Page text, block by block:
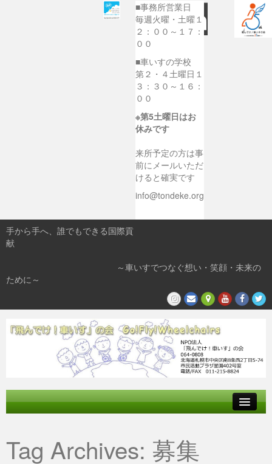
■事務所営業日
毎週火曜・土曜１
２：００～１７：
００
■車いすの学校
第２・４土曜日１
３：３０～１６：
００
※第5土曜日はお
休みです
来所予定の方は事
前にメールいただ
けると確実です
info@tondeke.org
手から手へ、誰でもできる国際貢
献
～車いすでつなぐ想い・笑顔・未来の
ために～
参加する
Tag Archives: 募集